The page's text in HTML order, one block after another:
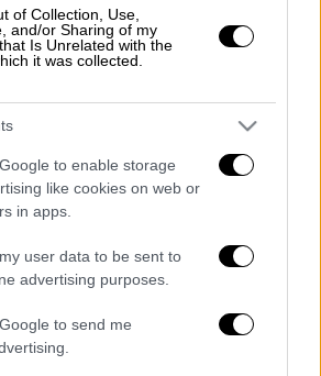
of Collection, Use,
and/or Sharing of my
Is Unrelated with the
it was collected.
to enable storage
like cookies on web or
in apps.
user data to be sent to
advertising purposes.
to send me
την συγκεκριμένη
τύπο μεταδοτικού καρκίνου στον
βόμβες» - Οι τρομοκρατικές
που ερεύνησε το FBI
στην Κρήτη: Τουρίστας μπήκε σε
και ρώτησε πόσο «κοστίζει»
κορίτσι για να ασελγήσει πάνω του